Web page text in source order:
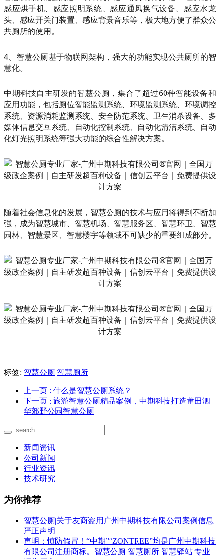
感应烘手机、感应照明系统、感应通风换气设备、感应水龙
头、感应开关门装置、感应背景音乐等，极大地方便了群众公
共厕所的使用。
4、智慧公厕基于物联网架构，强大的功能实现公共厕所的智
慧化。
中期科技自主研发的智慧公厕，集合了超过60种智能设备和
应用功能，包括厕位智能监测系统、环境监测系统、环境调控
系统、资源消耗监测系统、安全防范系统、卫生消杀设备、多
媒体信息交互系统、自动化控制系统、自动化清洁系统、自动
化灯光照明系统等强大功能的综合性解决方案。
随着社会信息化的发展，智慧公厕的技术与应用将得到不断加
强，成为智慧城市、智慧机场、智慧服务区、智慧环卫、智慧
园林、智慧景区、智慧楼宇等领域不可缺少的重要组成部分。
标签: 智慧公厕 智慧厕所
上一页 : 什么是智慧公厕系统？
下一页 : 旅游智慧公厕精品案例，中期科技打造莆田泗
华郊野公园智慧公厕
新闻资讯
公司新闻
行业资讯
技术研究
为你推荐
智慧公厕|关于友商盗用广州中期科技有限公司案例信息
严正声明
声明：慎防假冒！“中期”“ZONTREE”均是广州中期科技
有限公司注册商标。智慧公厕 智慧厕所 智慧驿站 专业